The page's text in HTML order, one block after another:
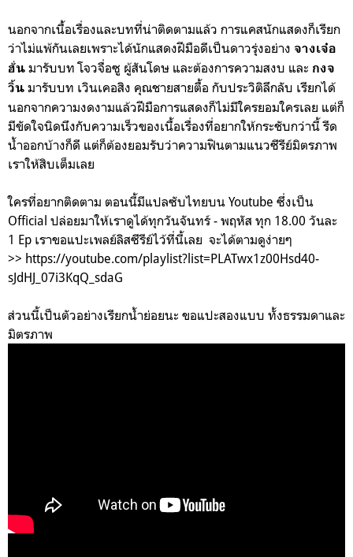
นอกจากเนื้่อเรื่องและบทที่น่าติดตามแล้ว การแคสนักแสดงก็เรียก
ว่าไม่แพ้กันเลยเพราะได้นักแสดงฝีมือดีเป็นดาวรุ่งอย่าง จางเจ๋อ
ฮั่น มารับบท โจวจื่อซู ผู้สันโดษ และต้องการความสงบ และ กงจ
วิ้น มารับบท เวินเคอสิง คุณชายสายตื้อ กับประวิติลึกลับ เรียกได้
นอกจากความงดงามแล้วฝีมือการแสดงก็ไม่มีใครยอมใครเลย แต่ก็
มีขัดใจนิดนึงกับความเร็วของเนื้อเรื่องที่อยากให้กระชับกว่านี้ รีด
น้ำออกบ้างก็ดี แต่ก็ต้องยอมรับว่าความฟินตามแนวซีรีย์มิตรภาพ
เราให้สิบเต็มเลย
ใครที่อยากติดตาม ตอนนี้มีแปลซับไทยบน Youtube ซึ่งเป็น
Official ปล่อยมาให้เราดูได้ทุกวันจันทร์ - พฤหัส ทุก 18.00 วันละ
1 Ep เราขอแปะเพลย์ลิสซีรีย์ไว้ที่นี้เลย จะได้ตามดูง่ายๆ
>> https://youtube.com/playlist?list=PLATwx1z00Hsd40-
sJdHJ_07i3KqQ_sdaG
ส่วนนี้เป็นตัวอย่างเรียกน้ำย่อยนะ ขอแปะสองแบบ ทั้งธรรมดาและ
มิตรภาพ